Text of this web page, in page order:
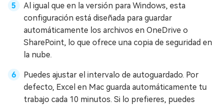
Al igual que en la versión para Windows, esta
configuración está diseñada para guardar
automáticamente los archivos en OneDrive o
SharePoint, lo que ofrece una copia de seguridad en
la nube.
Puedes ajustar el intervalo de autoguardado. Por
defecto, Excel en Mac guarda automáticamente tu
trabajo cada 10 minutos. Si lo prefieres, puedes